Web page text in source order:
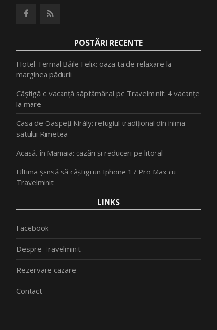
POSTĂRI RECENTE
Hotel Termal Băile Felix: oaza ta de relaxare la
marginea pădurii
Câștigă o vacanță săptămânal pe Travelminit: 4 vacanțe
la mare
Casa de Oaspeți Király: refugiul tradițional din inima
satului Rimetea
Acasă, în Mamaia: cazări și reduceri pe litoral
Ultima șansă să câștigi un Iphone 17 Pro Max cu
Travelminit
LINKS
Facebook
Despre Travelminit
Rezervare cazare
Contact